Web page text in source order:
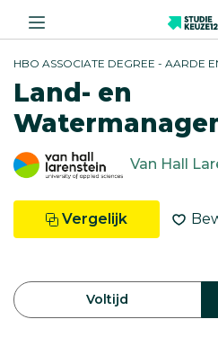
HBO ASSOCIATE DEGREE - AARDE
Land- en
Van Hall
Vergelijk
Voltijd